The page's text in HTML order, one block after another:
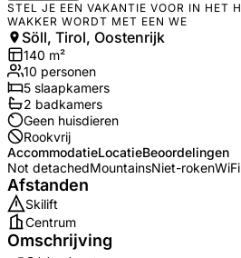
STEL JE EEN VAKANTIE VOOR IN HET
WAKKER WORDT MET EEN WE
Söll, Tirol, Oostenrijk
140 m²
10 personen
5 slaapkamers
2 badkamers
Geen huisdieren
Rookvrij
AccommodatieLocatieBeoordelingen
Not detachedMountainsNiet-rokenWiFi
Afstanden
Skilift
Centrum
Omschrijving